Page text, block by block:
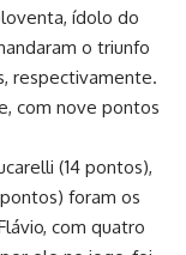
ídolo do
o triunfo
respectivamente.
com nove pontos
(14 pontos),
foram os
com quatro